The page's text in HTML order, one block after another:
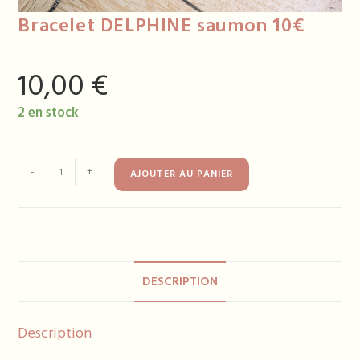
Bracelet DELPHINE saumon 10€
10,00 €
2 en stock
de
- + AJOUTER AU PANIER
DESCRIPTION
Description